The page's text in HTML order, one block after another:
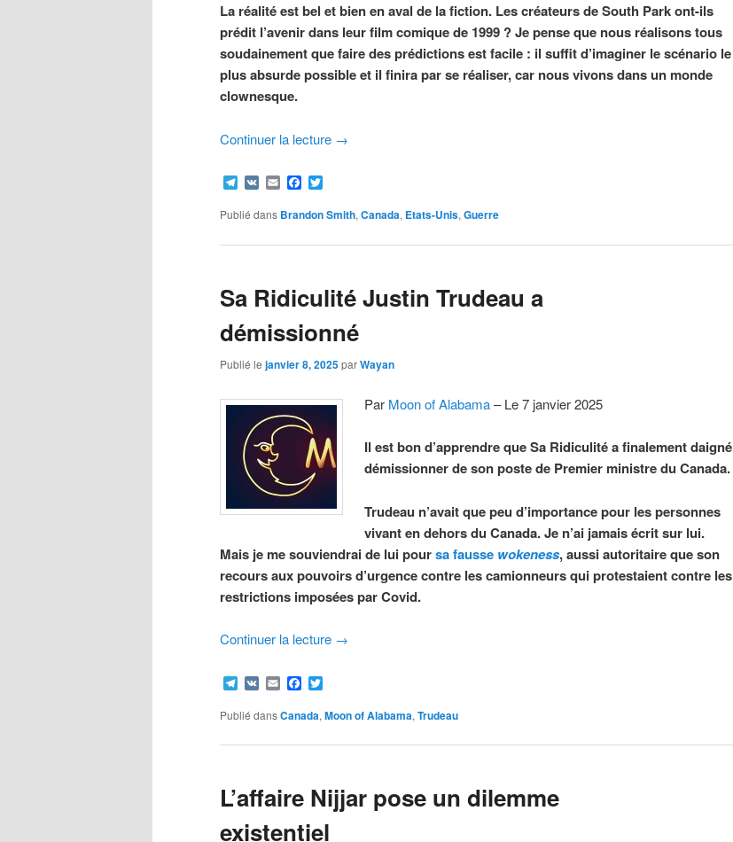
La réalité est bel et bien en aval de la fiction. Les créateurs de South Park ont-ils
prédit l’avenir dans leur film comique de 1999 ? Je pense que nous réalisons tous
soudainement que faire des prédictions est facile : il suffit d’imaginer le scénario le
plus absurde possible et il finira par se réaliser, car nous vivons dans un monde
clownesque.
Continuer la lecture →
Telegram
VK EmailFacebook
Publié dans Brandon Smith, Canada, Etats-Unis, Guerre
Sa Ridiculité Justin Trudeau a
démissionné
Publié le janvier 8, 2025parWayan
Par Moon of Alabama– Le 7 janvier 2025
Il est bon d’apprendre que Sa Ridiculité a finalement daigné
démissionner de son poste de Premier ministre du Canada.
Trudeau n’avait que peu d’importance pour les personnes
vivant en dehors du Canada. Je n’ai jamais écrit sur lui.
Mais je me souviendrai de lui poursa fausse wokeness, aussi autoritaire que son
recours aux pouvoirs d’urgence contre les camionneurs qui protestaient contre les
restrictions imposées par Covid.
Continuer la lecture →
Telegram
VK EmailFacebook
Publié dansCanada, Moon of Alabama, Trudeau
L’affaire Nijjar pose un dilemme
existentiel